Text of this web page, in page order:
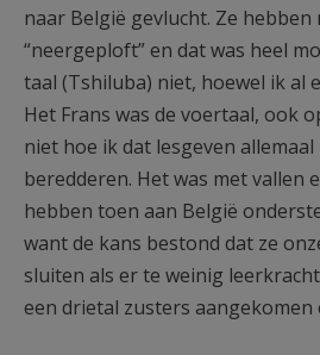
naar België gevlucht. Ze hebben
“neergeploft” en dat was heel
taal (Tshiluba) niet, hoewel ik al
Het Frans was de voertaal, ook
niet hoe ik dat lesgeven
beredderen. Het was met vallen
hebben toen aan België
want de kans bestond dat ze
sluiten als er te weinig
een drietal zusters aangekomen